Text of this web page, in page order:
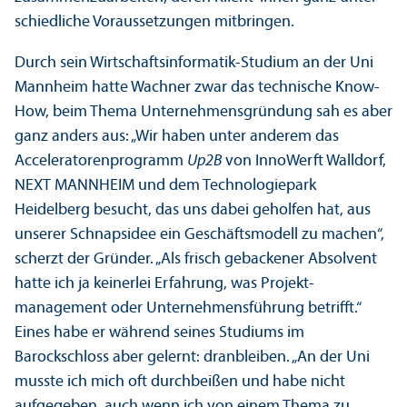
schiedliche Voraussetzungen mitbringen.
Durch sein Wirtschafts­informatik-Studium an der Uni
Mannheim hatte Wachner zwar das technische Know-
How, beim Thema Unter­nehmens­gründung sah es aber
ganz anders aus: „Wir haben unter anderem das
Acceleratoren­programm Up2B von InnoWerft Walldorf,
NEXT MANNHEIM und dem Technologiepark
Heidelberg besucht, das uns dabei geholfen hat, aus
unserer Schnapsidee ein Geschäfts­modell zu machen“,
scherzt der Gründer. „Als frisch gebackener Absolvent
hatte ich ja keinerlei Erfahrung, was Projekt­
management oder Unter­nehmens­führung betrifft.“
Eines habe er während seines Studiums im
Barockschloss aber gelernt: dranbleiben. „An der Uni
musste ich mich oft durchbeißen und habe nicht